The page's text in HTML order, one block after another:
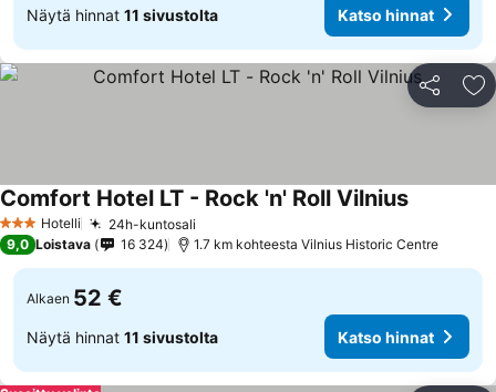
Näytä hinnat 11 sivustolta Katso hinnat
Jaa
3 Tähtiluokitus
Hotelli 24h-kuntosali
Comfort Hotel LT - Rock 'n' Roll Vilnius
9,0 Loistava 16 324 1.7 km kohteesta Vilnius Historic Centre
Alkaen 52 €
Näytä hinnat 11 sivustolta Katso hinnat